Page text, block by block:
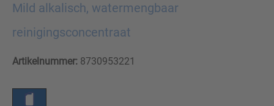
Mild alkalisch, watermengbaar
reinigingsconcentraat
Artikelnummer: 8730953221